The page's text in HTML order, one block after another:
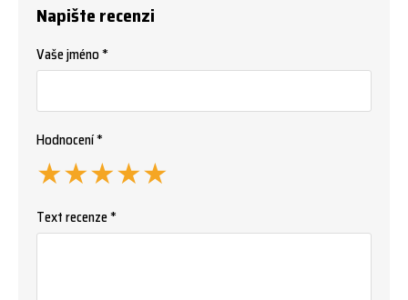
Napište recenzi
Vaše jméno *
Hodnocení *
★
★
★
★
★
Text recenze *